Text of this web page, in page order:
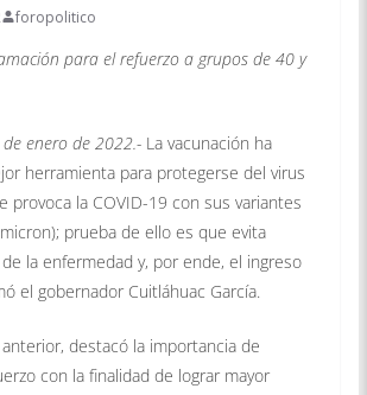
foropolitico
para el refuerzo a grupos de 40 y
enero de 2022.-La vacunación ha
herramienta para protegerse del virus
provoca la COVID-19 con sus variantes
prueba de ello es que evita
la enfermedad y, por ende, el ingreso
el gobernador Cuitláhuac García.
destacó la importancia de
con la finalidad de lograr mayor